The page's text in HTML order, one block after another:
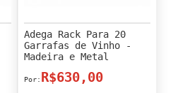
Adega Rack Para 20
Garrafas de Vinho -
Madeira e Metal
R$630,00